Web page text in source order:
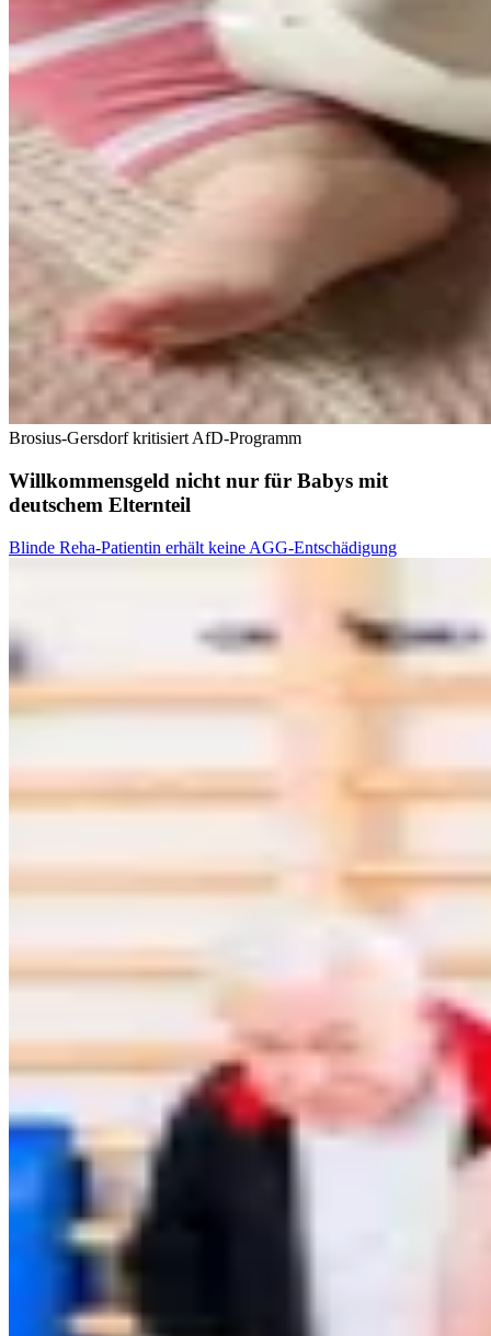
Brosius-Gersdorf kritisiert AfD-Programm
Willkommensgeld nicht nur für Babys mit
deutschem Elternteil
Blinde Reha-Patientin erhält keine AGG-Entschädigung